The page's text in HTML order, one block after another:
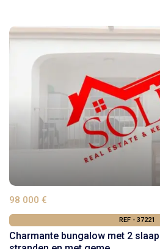
98 000 €
REF - 37221
Charmante bungalow met 2